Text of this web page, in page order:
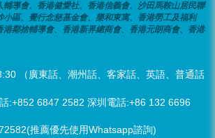
輔導會、香港健愛社、香港信義會、沙田馬鞍山居民聯
小區、覺行念慈基金會、樂和東寓、香港勞工及福利
港鄰捨輔導會、香港新界總商會、香港元朗商會、香港
（廣東話、潮州話、客家話、英語、普通話
:+852 6847 2582 深圳電話:+86 132 6696
推薦優先使用Whatsapp諮詢)